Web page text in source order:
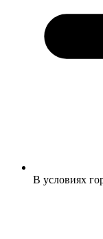
В условиях